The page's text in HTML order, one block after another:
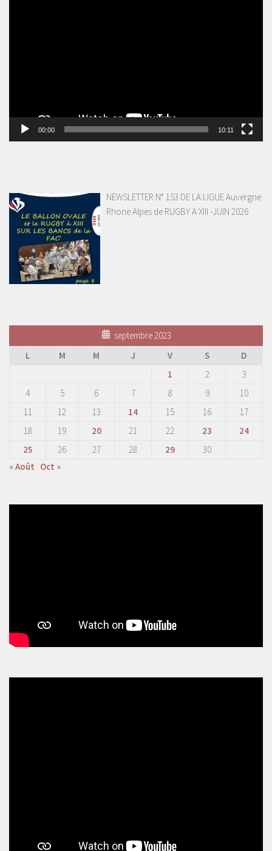
00:00 10:11
NEWSLETTER N° 153 DE LA LIGUE Auvergne
Rhone Alpes de RUGBY A XIII -JUIN 2026
septembre 2023
L
M M J V S
D
1
2
3
4
5 6 7 8 9
10
11
12 13 14 15 16
17
18
19 20 21 22 23
24
25
26 27 28 29
30
« Août Oct »